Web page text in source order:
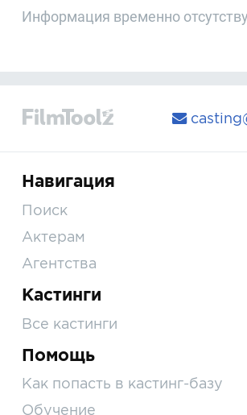
Информация временно
Навигация
Поиск
Актерам
Агентства
Кастинги
Все кастинги
Помощь
Как попасть в кастинг-базу
Обучение